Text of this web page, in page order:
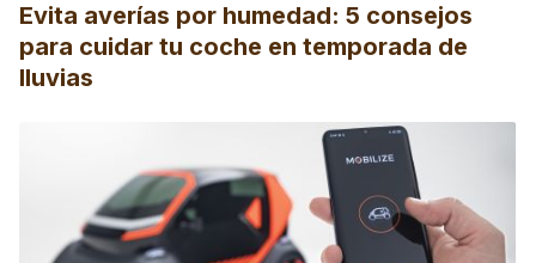
Evita averías por humedad: 5 consejos
para cuidar tu coche en temporada de
lluvias